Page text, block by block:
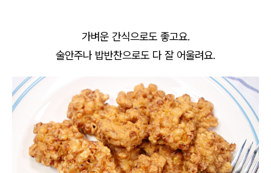
가벼운 간식으로도 좋고요.
술안주나 밥반찬으로도 다 잘 어울려요.